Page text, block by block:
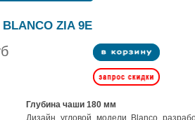
BLANCO ZIA 9E
Глубина чаши 180 мм
Дизайн угловой модели Blanco